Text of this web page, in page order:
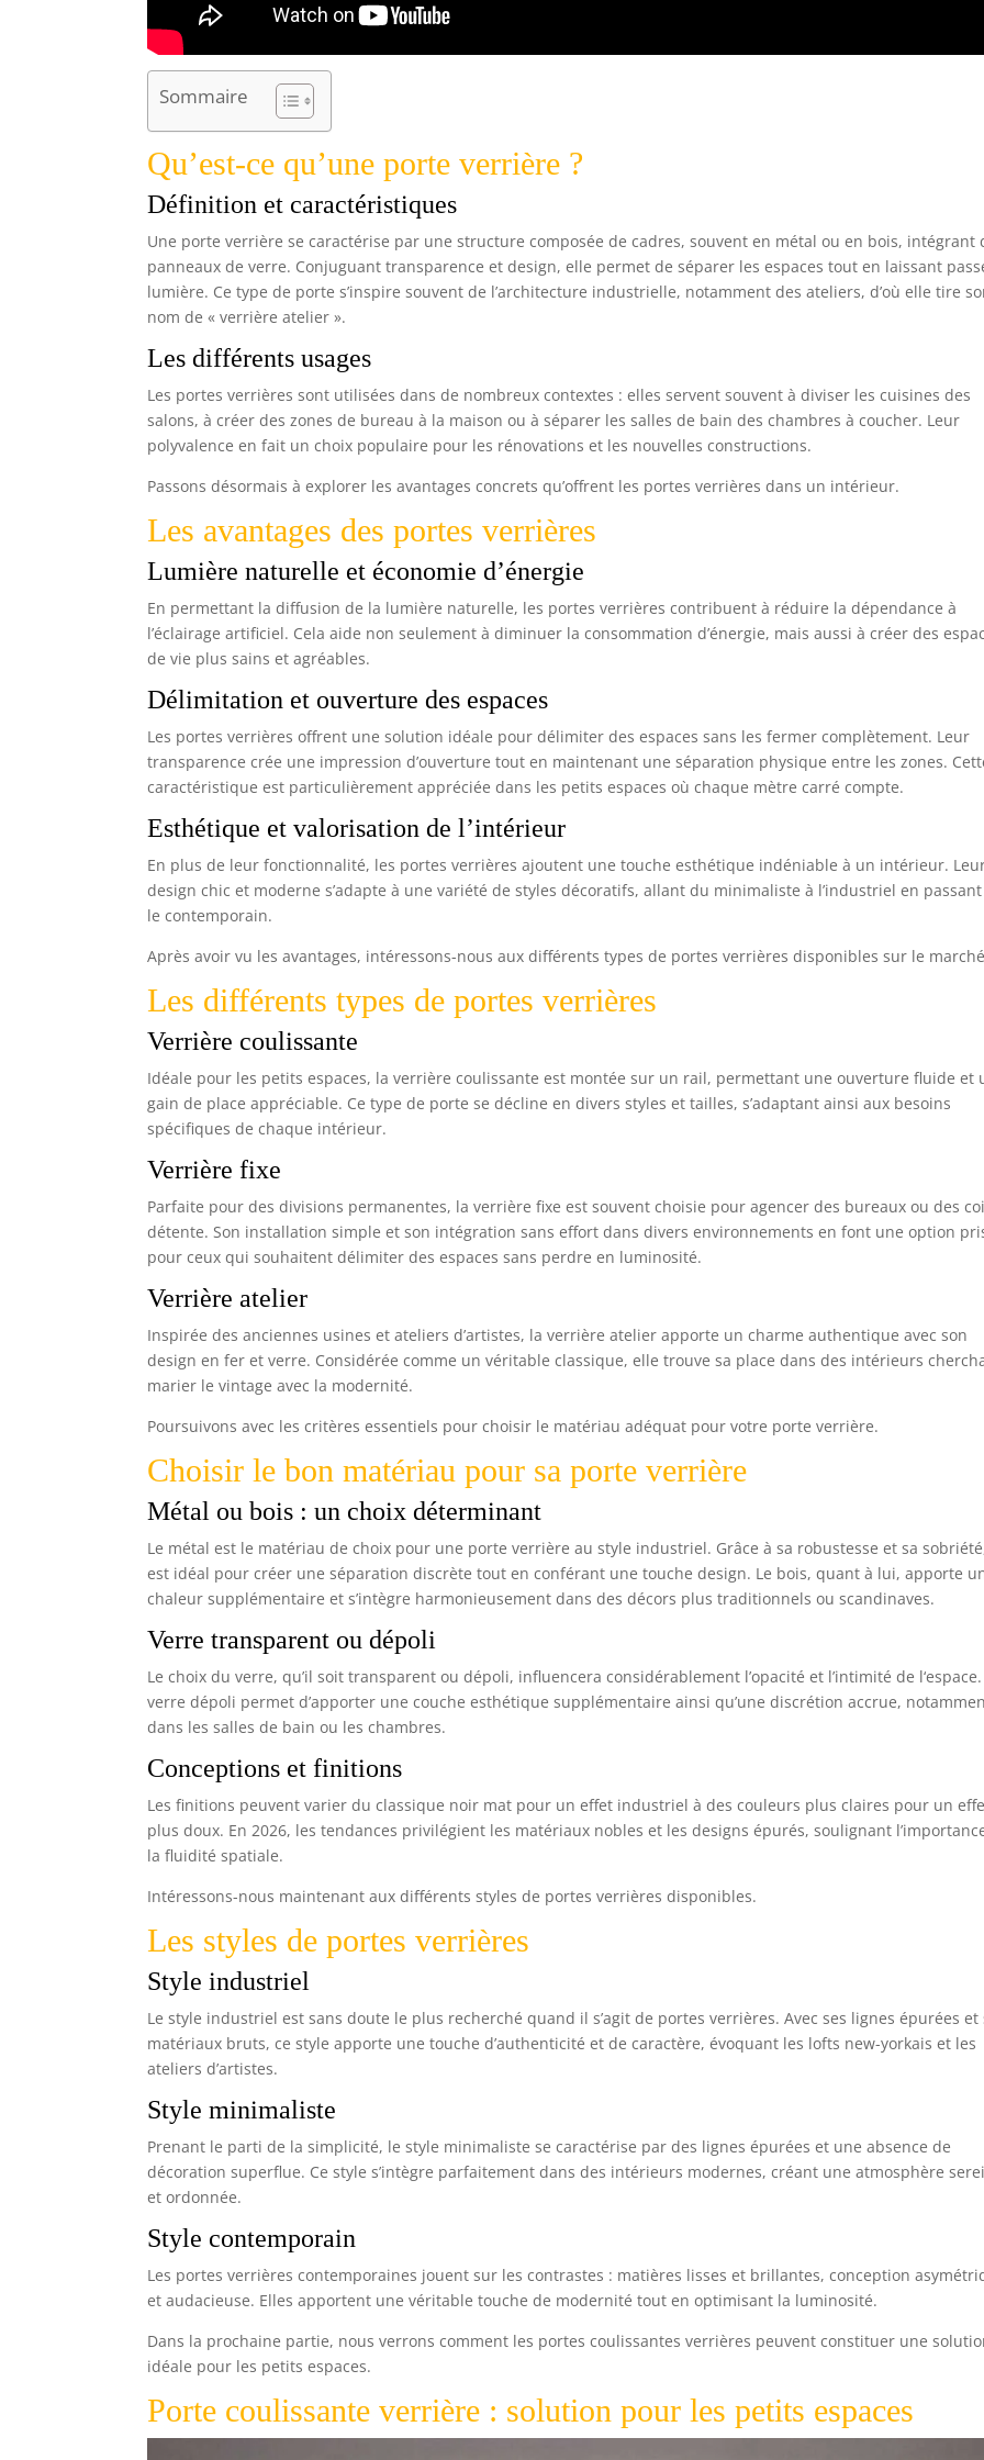
Sommaire
Qu’est-ce qu’une porte verrière ?
Définition et caractéristiques
Une porte verrière se caractérise par une structure composée de cadres, souvent en métal ou en bois, intégrant
panneaux de verre. Conjuguant transparence et design, elle permet de séparer les espaces tout en laissant
lumière. Ce type de porte s’inspire souvent de l’architecture industrielle, notamment des ateliers, d’où elle tire
nom de « verrière atelier ».
Les différents usages
Les portes verrières sont utilisées dans de nombreux contextes : elles servent souvent à diviser les cuisines des
salons, à créer des zones de bureau à la maison ou à séparer les salles de bain des chambres à coucher. Leur
polyvalence en fait un choix populaire pour les rénovations et les nouvelles constructions.
Passons désormais à explorer les avantages concrets qu’offrent les portes verrières dans un intérieur.
Les avantages des portes verrières
Lumière naturelle et économie d’énergie
En permettant la diffusion de la lumière naturelle, les portes verrières contribuent à réduire la dépendance à
l’éclairage artificiel. Cela aide non seulement à diminuer la consommation d’énergie, mais aussi à créer des
de vie plus sains et agréables.
Délimitation et ouverture des espaces
Les portes verrières offrent une solution idéale pour délimiter des espaces sans les fermer complètement. Leur
transparence crée une impression d’ouverture tout en maintenant une séparation physique entre les zones.
caractéristique est particulièrement appréciée dans les petits espaces où chaque mètre carré compte.
Esthétique et valorisation de l’intérieur
En plus de leur fonctionnalité, les portes verrières ajoutent une touche esthétique indéniable à un intérieur.
design chic et moderne s’adapte à une variété de styles décoratifs, allant du minimaliste à l’industriel en
le contemporain.
Après avoir vu les avantages, intéressons-nous aux différents types de portes verrières disponibles sur le
Les différents types de portes verrières
Verrière coulissante
Idéale pour les petits espaces, la verrière coulissante est montée sur un rail, permettant une ouverture fluide et
gain de place appréciable. Ce type de porte se décline en divers styles et tailles, s’adaptant ainsi aux besoins
spécifiques de chaque intérieur.
Verrière fixe
Parfaite pour des divisions permanentes, la verrière fixe est souvent choisie pour agencer des bureaux ou des
détente. Son installation simple et son intégration sans effort dans divers environnements en font une option
pour ceux qui souhaitent délimiter des espaces sans perdre en luminosité.
Verrière atelier
Inspirée des anciennes usines et ateliers d’artistes, la verrière atelier apporte un charme authentique avec son
design en fer et verre. Considérée comme un véritable classique, elle trouve sa place dans des intérieurs
marier le vintage avec la modernité.
Poursuivons avec les critères essentiels pour choisir le matériau adéquat pour votre porte verrière.
Choisir le bon matériau pour sa porte verrière
Métal ou bois : un choix déterminant
Le métal est le matériau de choix pour une porte verrière au style industriel. Grâce à sa robustesse et sa
est idéal pour créer une séparation discrète tout en conférant une touche design. Le bois, quant à lui, apporte
chaleur supplémentaire et s’intègre harmonieusement dans des décors plus traditionnels ou scandinaves.
Verre transparent ou dépoli
Le choix du verre, qu’il soit transparent ou dépoli, influencera considérablement l’opacité et l’intimité de l‘espace.
verre dépoli permet d’apporter une couche esthétique supplémentaire ainsi qu’une discrétion accrue,
dans les salles de bain ou les chambres.
Conceptions et finitions
Les finitions peuvent varier du classique noir mat pour un effet industriel à des couleurs plus claires pour un
plus doux. En 2026, les tendances privilégient les matériaux nobles et les designs épurés, soulignant
la fluidité spatiale.
Intéressons-nous maintenant aux différents styles de portes verrières disponibles.
Les styles de portes verrières
Style industriel
Le style industriel est sans doute le plus recherché quand il s’agit de portes verrières. Avec ses lignes épurées et
matériaux bruts, ce style apporte une touche d’authenticité et de caractère, évoquant les lofts new-yorkais et les
ateliers d’artistes.
Style minimaliste
Prenant le parti de la simplicité, le style minimaliste se caractérise par des lignes épurées et une absence de
décoration superflue. Ce style s’intègre parfaitement dans des intérieurs modernes, créant une atmosphère
et ordonnée.
Style contemporain
Les portes verrières contemporaines jouent sur les contrastes : matières lisses et brillantes, conception
et audacieuse. Elles apportent une véritable touche de modernité tout en optimisant la luminosité.
Dans la prochaine partie, nous verrons comment les portes coulissantes verrières peuvent constituer une
idéale pour les petits espaces.
Porte coulissante verrière : solution pour les petits espaces